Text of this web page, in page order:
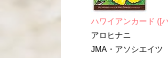
ハワイアンカード ([
アロヒナニ
JMA・アソシエイツ